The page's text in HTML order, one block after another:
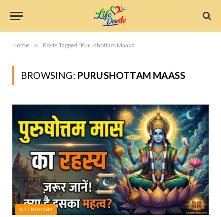
Home » Posts Tagged "Purushottam Maass"
BROWSING: PURUSHOTTAM MAASS
MYTHOLOGY